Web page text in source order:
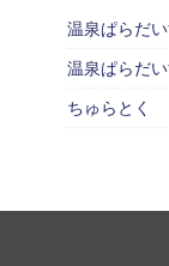
温泉ぱらだ
温泉ぱらだ
ちゅらとく